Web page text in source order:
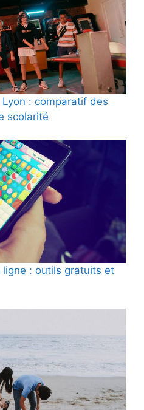
: comparatif des
scolarité
ligne : outils gratuits et